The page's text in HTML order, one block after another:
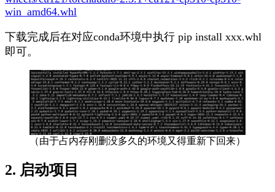
win_amd64.whl
下载完成后在对应conda环境中执行 pip install xxx.whl
即可。
（由于占内存刚删没多久的环境又得重新下回来）
2. 启动项目